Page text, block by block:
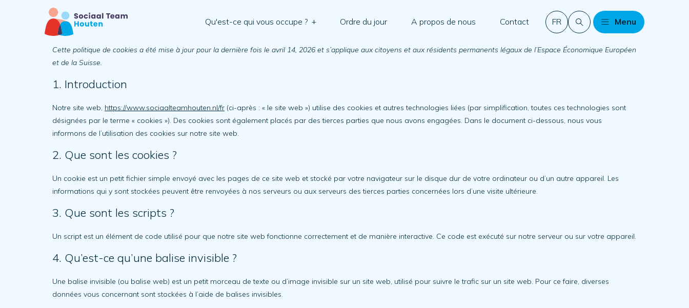
Qu'est-ce qui vous occupe ? + Ordre du jour A propos de nous Contact FR Menu
Cette politique de cookies a été mise à jour pour la dernière fois le avril 14, 2026 et s’applique aux citoyens et aux résidents permanents légaux de l’Espace Économique Européen
et de la Suisse.
1. Introduction
Notre site web, https://www.sociaalteamhouten.nl/fr (ci-après : « le site web ») utilise des cookies et autres technologies liées (par simplification, toutes ces technologies sont
désignées par le terme « cookies »). Des cookies sont également placés par des tierces parties que nous avons engagées. Dans le document ci-dessous, nous vous
informons de l’utilisation des cookies sur notre site web.
2. Que sont les cookies ?
Un cookie est un petit fichier simple envoyé avec les pages de ce site web et stocké par votre navigateur sur le disque dur de votre ordinateur ou d’un autre appareil. Les
informations qui y sont stockées peuvent être renvoyées à nos serveurs ou aux serveurs des tierces parties concernées lors d’une visite ultérieure.
3. Que sont les scripts ?
Un script est un élément de code utilisé pour que notre site web fonctionne correctement et de manière interactive. Ce code est exécuté sur notre serveur ou sur votre appareil.
4. Qu’est-ce qu’une balise invisible ?
Une balise invisible (ou balise web) est un petit morceau de texte ou d’image invisible sur un site web, utilisé pour suivre le trafic sur un site web. Pour ce faire, diverses
données vous concernant sont stockées à l’aide de balises invisibles.